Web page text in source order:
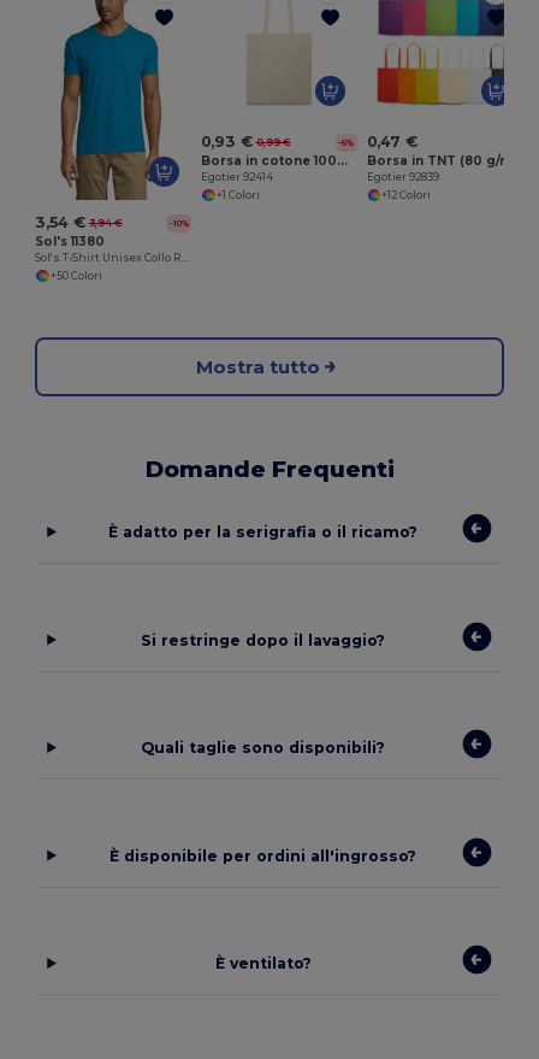
3,54 € 3,94 € -10%
Sol's 11380
Sol's T-Shirt Unisex Collo Rotondo di Alta Qualità
+50 Colori
0,93 € 0,99 € -6%
Borsa in cotone 100% (100 g/m²)
Egotier 92414
+1 Colori
0,47 €
Borsa in TNT (80 g/m²)
Egotier 92839
+12 Colori
Mostra tutto
Domande Frequenti
È adatto per la serigrafia o il ricamo?
Si restringe dopo il lavaggio?
Quali taglie sono disponibili?
È disponibile per ordini all'ingrosso?
È ventilato?